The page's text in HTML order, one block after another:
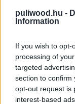
puliwood.hu -
Information
If you wish to
processing of
targeted
section to confirm
opt-out request is
interest-based
Ha a Twitter
igyekszünk mi is
vaják
többnyire
aztán már egy
is sejtett
passzoló képek